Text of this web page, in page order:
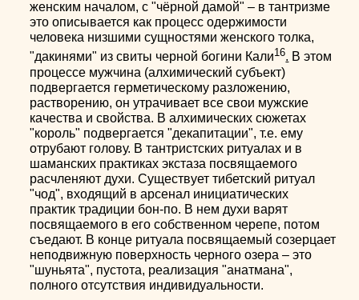
женским началом, с "чёрной дамой" – в тантризме
это описывается как процесс одержимости
человека низшими сущностями женского толка,
"дакинями" из свиты черной богини Кали16. В этом
процессе мужчина (алхимический субъект)
подвергается герметическому разложению,
растворению, он утрачивает все свои мужские
качества и свойства. В алхимических сюжетах
"король" подвергается "декапитации", т.е. ему
отрубают голову. В тантристских ритуалах и в
шаманских практиках экстаза посвящаемого
расчленяют духи. Существует тибетский ритуал
"чод", входящий в арсенал инициатических
практик традиции бон-по. В нем духи варят
посвящаемого в его собственном черепе, потом
съедают. В конце ритуала посвящаемый созерцает
неподвижную поверхность черного озера – это
"шуньята", пустота, реализация "анатмана",
полного отсутствия индивидуальности.